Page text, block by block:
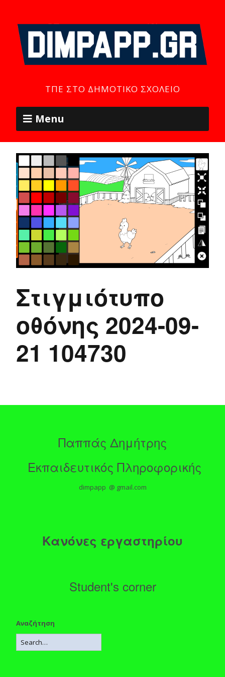
ΤΠΕ ΣΤΟ ΔΗΜΟΤΙΚΌ ΣΧΟΛΕΊΟ
Menu
Στιγμιότυπο
οθόνης 2024-09-
21 104730
Παππάς Δημήτρης
Εκπαιδευτικός Πληροφορικής
dimpapp @ gmail.com
Κανόνες εργαστηρίου
Student's corner
Αναζήτηση